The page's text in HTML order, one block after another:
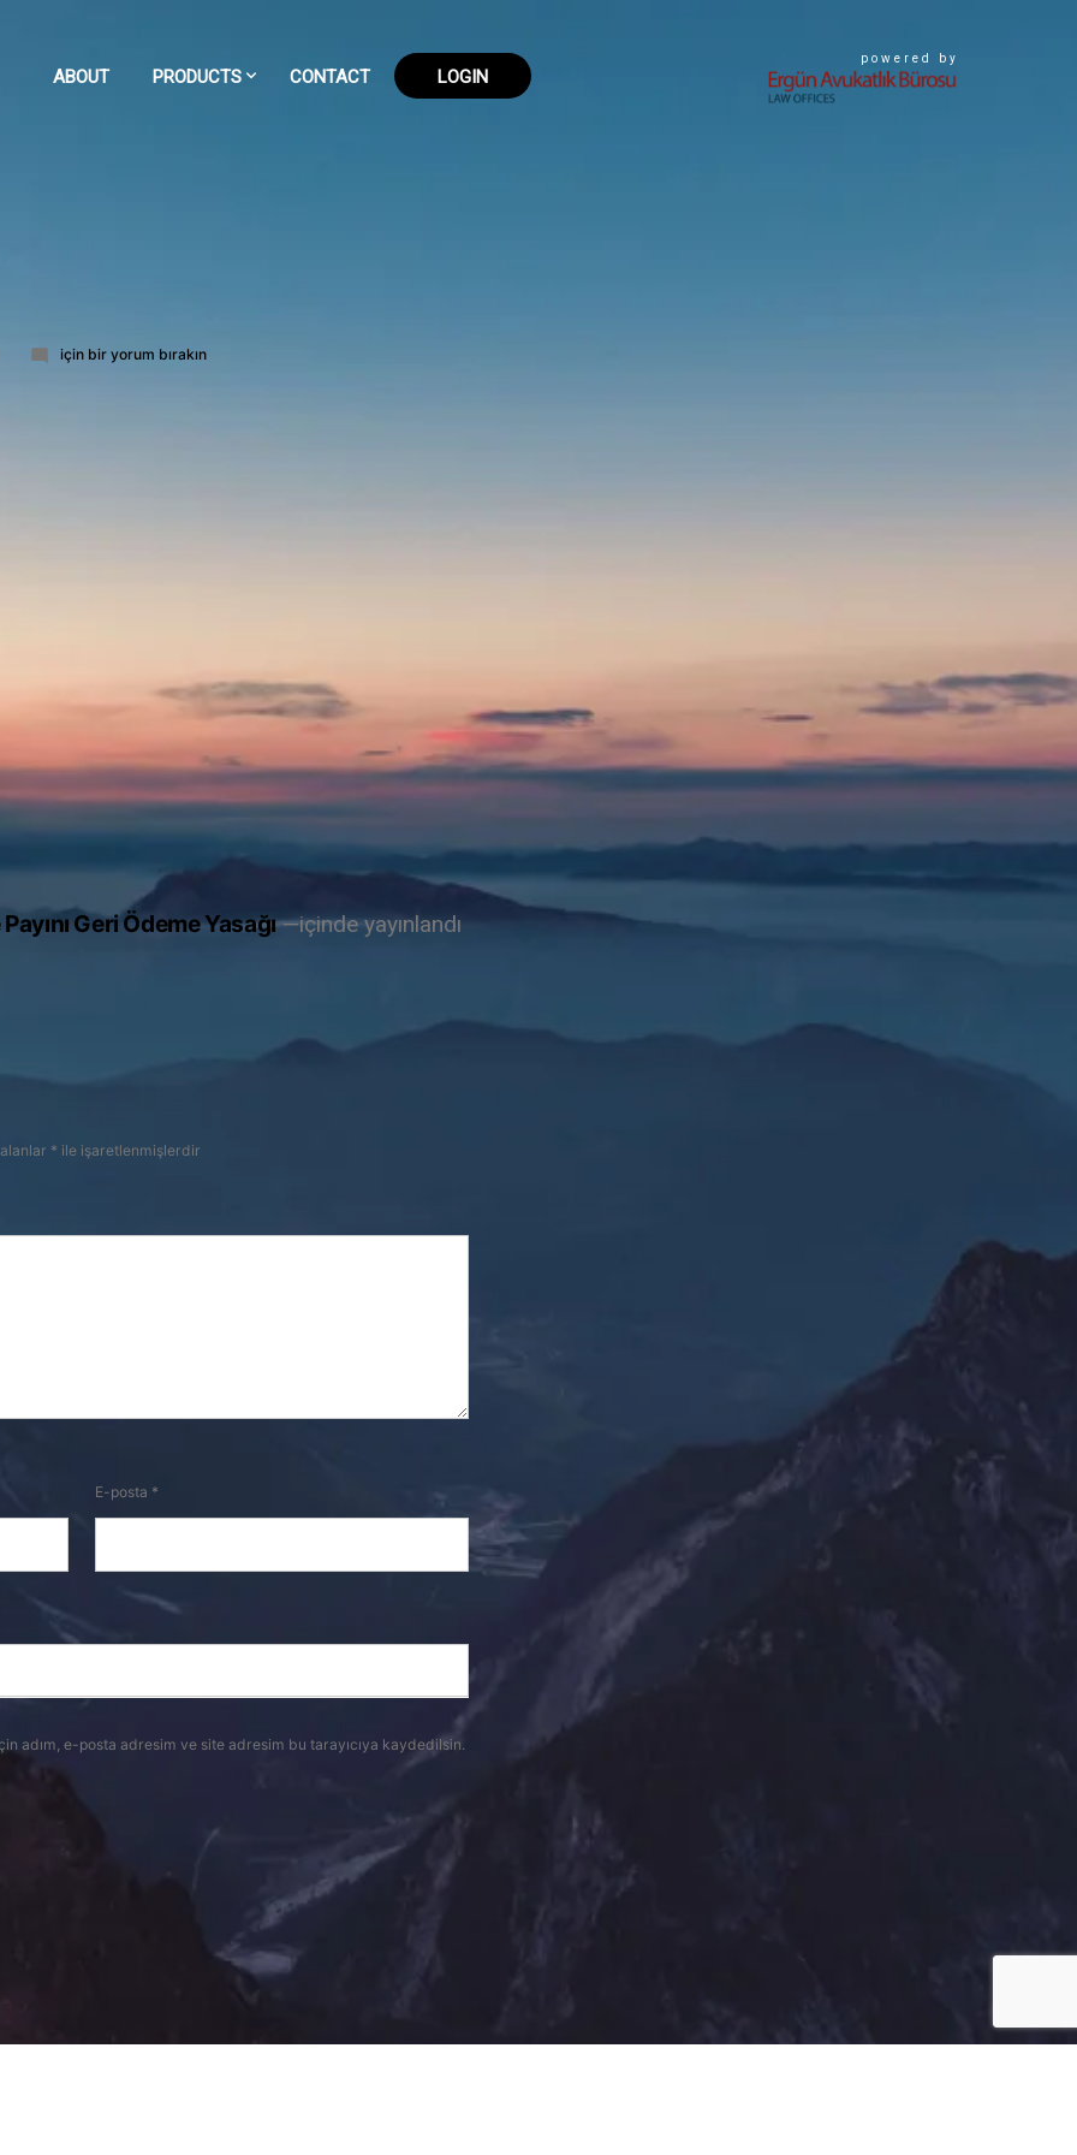
ABOUT PRODUCTS CONTACT LOGIN
powered by
56-
için bir yorum bırakın
Geri Ödeme Yasağı içinde yayınlandı
* ile işaretlenmişlerdir
E-posta *
adım, e-posta adresim ve site adresim bu tarayıcıya kaydedilsin.